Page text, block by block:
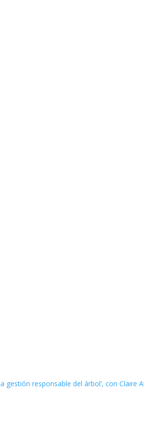
gestión responsable del árbol’, con Claire